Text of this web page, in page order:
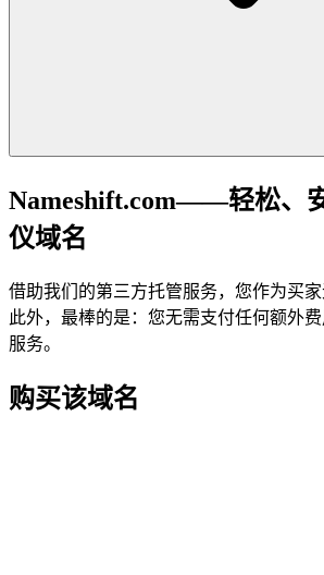
Nameshift.com——轻松、
仪域名
借助我们的第三方托管服务，您作为买家
此外，最棒的是：您无需支付任何额外
服务。
购买该域名